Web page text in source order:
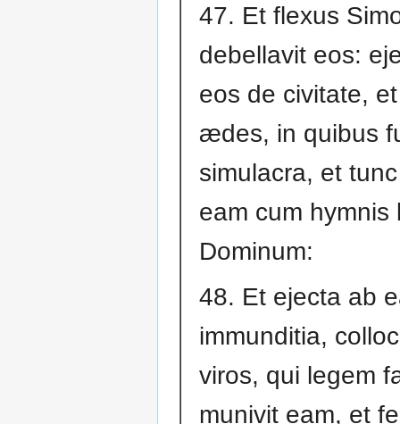
47. Et flexus
debellavit eos:
eos de civitate,
ædes, in quibus
simulacra, et
eam cum hymnis
Dominum:
48. Et ejecta ab
immunditia,
viros, qui legem
munivit eam, et